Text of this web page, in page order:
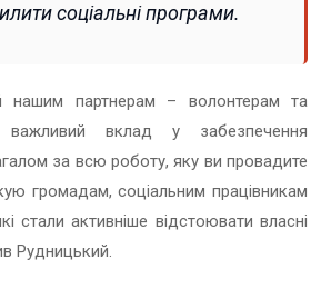
соціальні програми.
нашим партнерам – волонтерам та
важливий вклад у забезпечення
за всю роботу, яку ви провадите
громадам, соціальним працівникам
стали активніше відстоювати власні
Рудницький.